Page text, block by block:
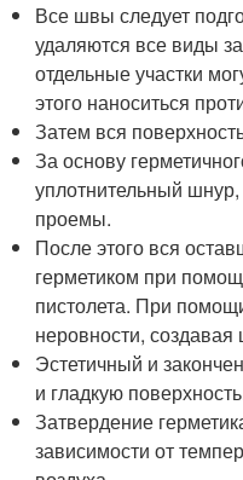
Все швы следует
удаляются все виды
отдельные участки
этого наноситься
Затем вся
За основу
уплотнительный
проемы.
После этого вся
герметиком при
пистолета. При
неровности,
Эстетичный и
и гладкую
Затвердение
зависимости от